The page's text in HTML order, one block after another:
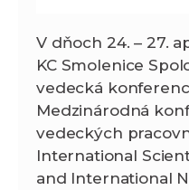
V dňoch 24. – 27.
KC Smolenice
vedecká
Medzinárodná
vedeckých
International
and International